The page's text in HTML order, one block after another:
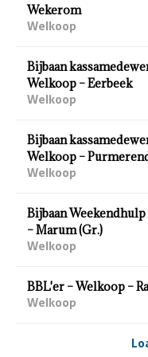
Wekerom
Welkoop
Bijbaan
Welkoop – Eerbeek
Welkoop
Bijbaan
Welkoop –
Welkoop
Bijbaan
– Marum (Gr.)
Welkoop
BBL'er – Welkoop –
Welkoop